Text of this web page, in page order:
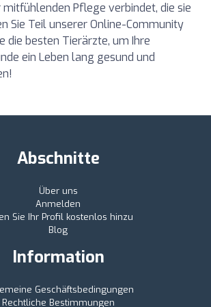
Pflege verbindet, die sie
Sie Teil unserer Online-Community
die besten Tierärzte, um Ihre
ein Leben lang gesund und
Abschnitte
Über uns
Anmelden
Sie Ihr Profil kostenlos hinzu
Blog
Information
Geschäftsbedingungen
Rechtliche Bestimmungen